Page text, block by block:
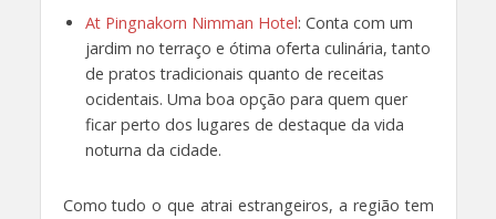
At Pingnakorn Nimman Hotel: Conta com um
jardim no terraço e ótima oferta culinária, tanto
de pratos tradicionais quanto de receitas
ocidentais. Uma boa opção para quem quer
ficar perto dos lugares de destaque da vida
noturna da cidade.
Como tudo o que atrai estrangeiros, a região tem